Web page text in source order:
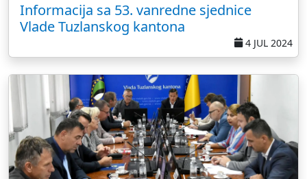
Informacija sa 53. vanredne sjednice
Vlade Tuzlanskog kantona
4 JUL 2024